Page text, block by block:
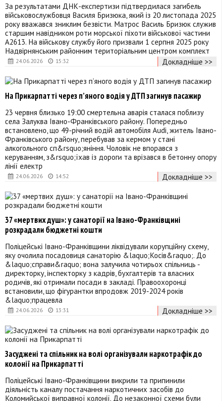
24.06.2026 15:32
За результатами ДНК-експертизи підтвердилася загибель
військовослужбовця Василя Бризюка, який із 20 листопада 2025
року вважався зниклим безвісти. Матрос Василь Бризюк служив
старшим навідником роти морської піхоти військової частини
А2613. На військову службу його призвали 1 серпня 2025 року
Надвірнянським районним територіальним центром комплект
Докладніше >>
24.06.2026 14:52
На Прикарпатті через п’яного водія у ДТП загинув пасажир
23 червня близько 19:00 смертельна аварія сталася поблизу
села Залуква Івано-Франківського району. Попередньо
встановлено, що 49-річний водій автомобіля Audi, житель Івано-
Франківського району, перебував за кермом у стані
алкогольного сп&rsquo;яніння. Чоловік не впорався з
керуванням, з&rsquo;їхав із дороги та врізався в бетонну опору
лінії електр
Докладніше >>
24.06.2026 13:31
37 «мертвих душ»: у санаторії на Івано-Франківщині
розкрадали бюджетні кошти
Поліцейські Івано-Франківщини ліквідували корупційну схему,
яку очолила посадовиця санаторію &laquo;Косів&raquo;. До
&laquo;справи&raquo; вона залучила чотирьох спільниць -
директорку, інспекторку з кадрів, бухгалтерів та власних
родичів, які отримали посади в закладі. Правоохоронці
встановили, що фігурантки впродовж 2019-2024 років
&laquo;працевла
Докладніше >>
Засуджені та спільник на волі організували наркотрафік до
колонії на Прикарпатті
Поліцейські Івано-Франківщини викрили та припинили
діяльність каналу постачання наркотичних засобів до
Коломийської виправної колонії. До незаконної схеми були